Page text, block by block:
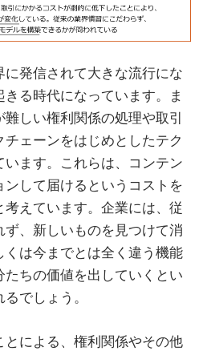
発信されて大きな流行にな
る時代になっています。ま
しい権利関係の処理や取引
ェーンをはじめとしたテク
います。これらは、コンテン
して届けるというコストを
えています。企業には、従
、新しいものを見つけて消
は今までとは全く違う機能
ちの価値を出していくとい
でしょう。
とによる、権利関係やその他